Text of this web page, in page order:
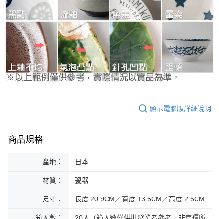
顯示電腦版詳細說明
商品規格
產地： 日本
材質： 瓷器
尺寸： 長度 20.9CM／寬度 13.5CM／高度 2.5CM